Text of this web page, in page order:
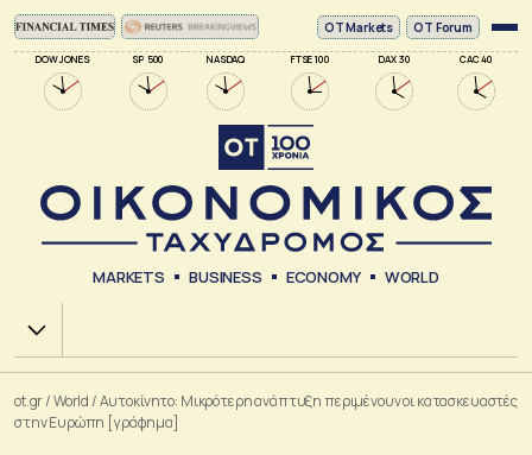
DOW JONES SP 500 NASDAQ FTSE 100 DAX 30 CAC 40
ΟΤ Markets OT Forum
MARKETS BUSINESS ECONOMY WORLD
Χ.Α.
ot.gr/World /Αυτοκίνητο: Μικρότερη ανάπτυξη περιμένουν οι κατασκευαστές
στην Ευρώπη [γράφημα]